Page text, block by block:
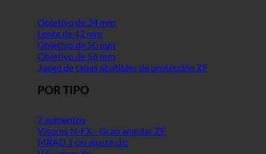
Objetivo de 24 mm
Lente de 42 mm
Objetivo de 50 mm
Objetivo de 56 mm
Juego de tapas abatibles de protección ZF
POR TIPO
7 aumentos
Visores N-FX - Gran angular ZF
MRAD 1 cm ajuste clic